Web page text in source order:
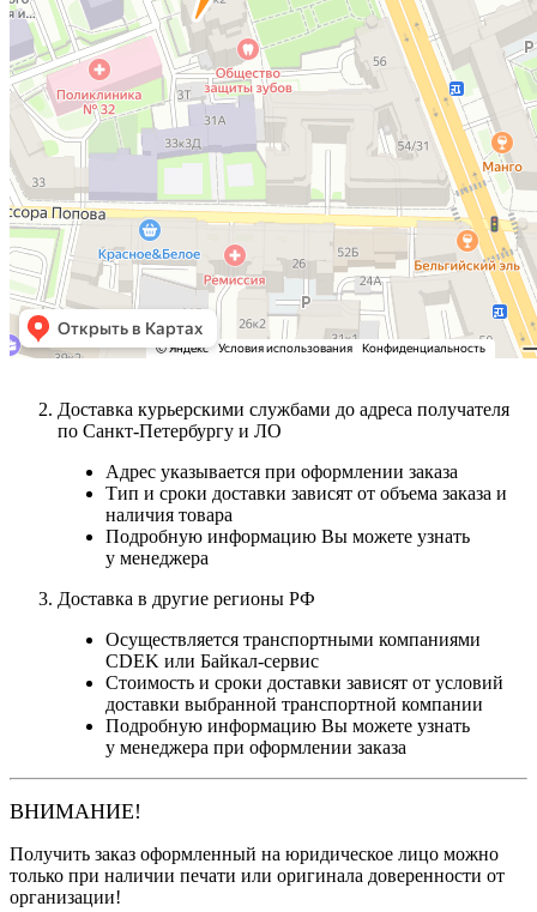
Доставка курьерскими службами до адреса получателя
по Санкт-Петербургу и ЛО
Адрес указывается при оформлении заказа
Тип и сроки доставки зависят от объема заказа и
наличия товара
Подробную информацию Вы можете узнать
у менеджера
Доставка в другие регионы РФ
Осуществляется транспортными компаниями
CDEK или Байкал-сервис
Стоимость и сроки доставки зависят от условий
доставки выбранной транспортной компании
Подробную информацию Вы можете узнать
у менеджера при оформлении заказа
ВНИМАНИЕ!
Получить заказ оформленный на юридическое лицо можно
только при наличии печати или оригинала доверенности от
организации!